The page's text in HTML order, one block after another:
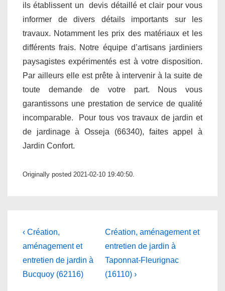
ils établissent un devis détaillé et clair pour vous
informer de divers détails importants sur les
travaux. Notamment les prix des matériaux et les
différents frais. Notre équipe d’artisans jardiniers
paysagistes expérimentés est à votre disposition.
Par ailleurs elle est prête à intervenir à la suite de
toute demande de votre part. Nous vous
garantissons une prestation de service de qualité
incomparable. Pour tous vos travaux de jardin et
de jardinage à Osseja (66340), faites appel à
Jardin Confort.
Originally posted 2021-02-10 19:40:50.
Navigation
de
l’article
Previous
Post
is
‹ Création,
aménagement et
entretien de jardin à
Bucquoy (62116)
Next
Post
is
Création, aménagement et
entretien de jardin à
Taponnat-Fleurignac
(16110) ›